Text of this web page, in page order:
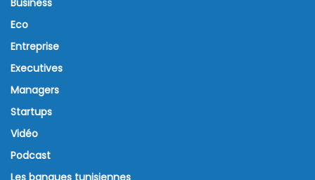
Eco
Entreprise
Executives
Managers
Startups
Vidéo
Podcast
Les banques tunisiennes